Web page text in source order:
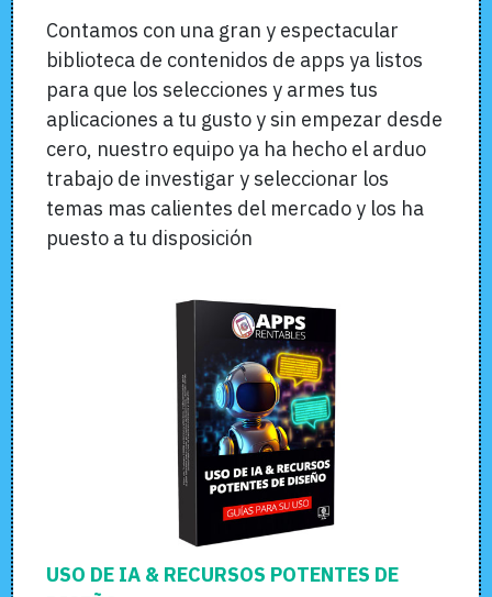
Contamos con una gran y espectacular
biblioteca de contenidos de apps ya listos
para que los selecciones y armes tus
aplicaciones a tu gusto y sin empezar desde
cero, nuestro equipo ya ha hecho el arduo
trabajo de investigar y seleccionar los
temas mas calientes del mercado y los ha
puesto a tu disposición
USO DE IA & RECURSOS POTENTES DE